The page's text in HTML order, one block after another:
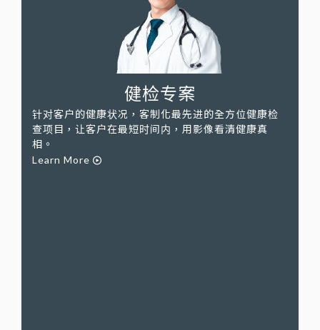
健检专案
针对客户的健康状况，客制化最先进的全方位健康检
查项目，让客户在最短时间内，用影像看清健康真
相。
Learn More